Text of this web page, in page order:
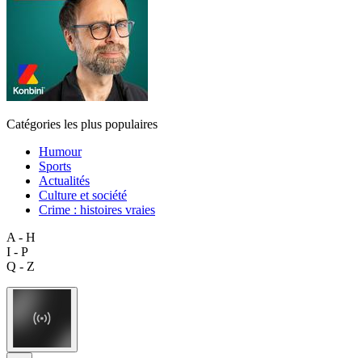
Catégories les plus populaires
Humour
Sports
Actualités
Culture et société
Crime : histoires vraies
A - H
I - P
Q - Z